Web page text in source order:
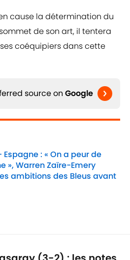
cause la détermination du
de son art, il tentera
coéquipiers dans cette
source on Google
Espagne : « On a peur de
», Warren Zaïre-Emery
ambitions des Bleus avant
on Invalid Date